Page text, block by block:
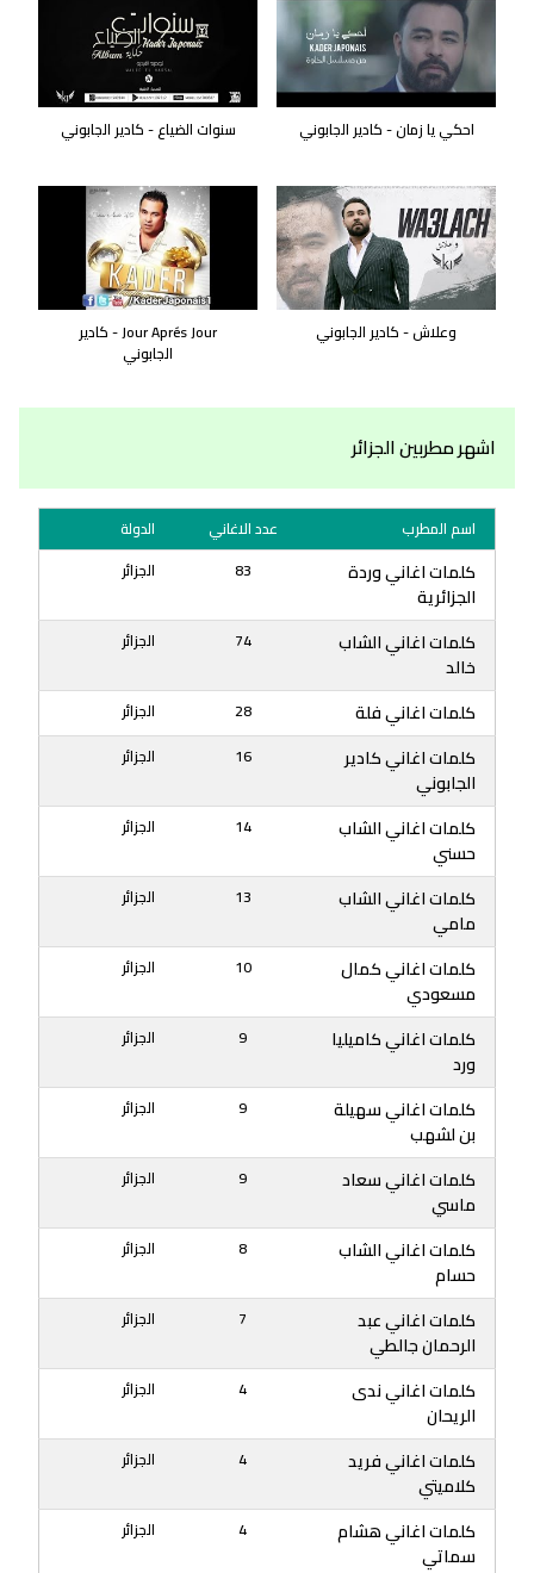
احكي يا زمان - كادير الجابوني سنوات الضياع - كادير الجابوني
وعلاش - كادير الجابوني Jour Aprés Jour - كادير
الجابوني
اشهر مطربين الجزائر
اسم المطرب عدد الاغاني الدولة
كلمات اغاني وردة
الجزائرية
83 الجزائر
كلمات اغاني الشاب
خالد
74 الجزائر
كلمات اغاني فلة 28 الجزائر
كلمات اغاني كادير
الجابوني
16 الجزائر
كلمات اغاني الشاب
حسني
14 الجزائر
كلمات اغاني الشاب
مامي
13 الجزائر
كلمات اغاني كمال
مسعودي
10 الجزائر
كلمات اغاني كاميليا
ورد
9 الجزائر
كلمات اغاني سهيلة
بن لشهب
9 الجزائر
كلمات اغاني سعاد
ماسي
9 الجزائر
كلمات اغاني الشاب
حسام
8 الجزائر
كلمات اغاني عبد
الرحمان جالطي
7 الجزائر
كلمات اغاني ندى
الريحان
4 الجزائر
كلمات اغاني فريد
كلاميتي
4 الجزائر
كلمات اغاني هشام
سماتي
4 الجزائر